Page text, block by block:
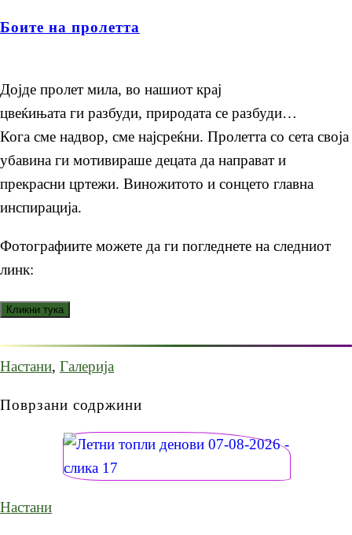
Боите на пролетта
Дојде пролет мила, во нашиот крај
цвеќињата ги разбуди, природата се разбуди…
Кога сме надвор, сме најсреќни. Пролетта со сета своја
убавина ги мотивираше децата да направат и
прекрасни цртежи. Виножитото и сонцето главна
инспирација.
Фотографиите можете да ги погледнете на следниот
линк:
Настани, Галерија
Поврзани содржини
Настани